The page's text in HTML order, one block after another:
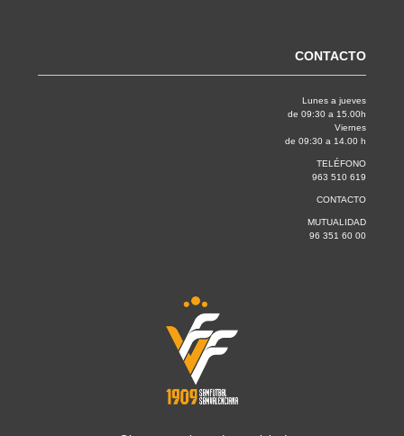
CONTACTO
Lunes a jueves
de 09:30 a 15.00h
Viernes
de 09:30 a 14.00 h
TELÉFONO
963 510 619
CONTACTO
MUTUALIDAD
96 351 60 00